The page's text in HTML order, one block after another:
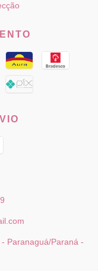
Paranaguá/Paraná -